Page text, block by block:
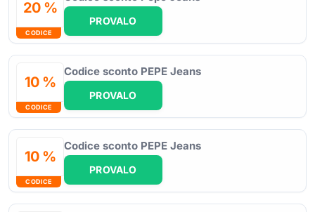
20 %
CODICE
PROVALO
10 %
CODICE
Codice sconto PEPE Jeans
PROVALO
10 %
CODICE
Codice sconto PEPE Jeans
PROVALO